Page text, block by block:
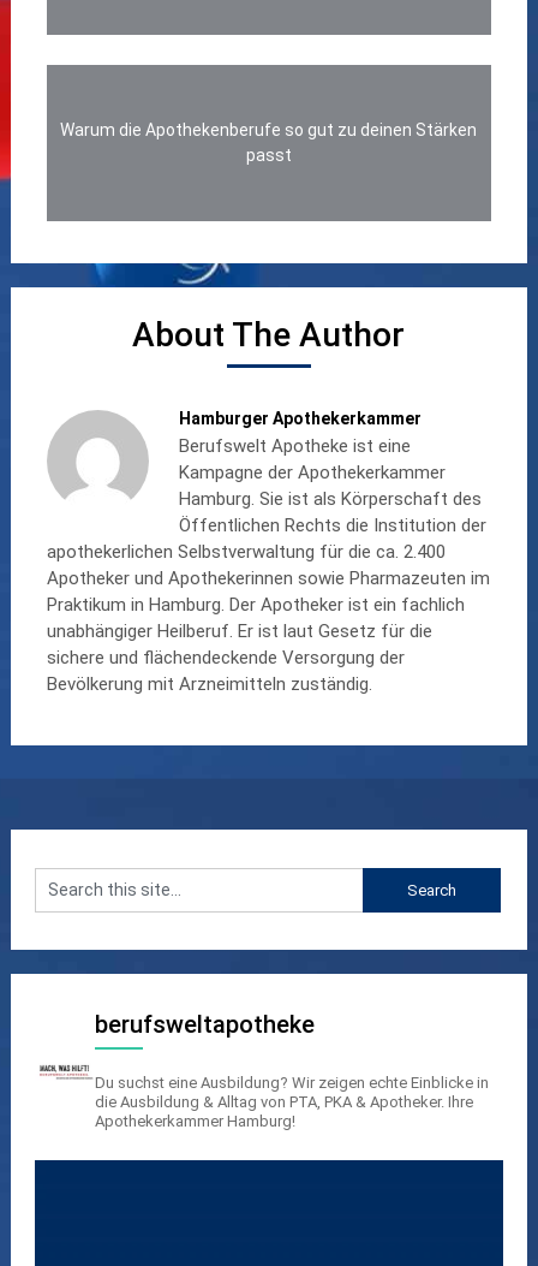
Warum die Apothekenberufe so gut zu deinen Stärken
passt
About The Author
Hamburger Apothekerkammer
Berufswelt Apotheke ist eine
Kampagne der Apothekerkammer
Hamburg. Sie ist als Körperschaft des
Öffentlichen Rechts die Institution der
apothekerlichen Selbstverwaltung für die ca. 2.400
Apotheker und Apothekerinnen sowie Pharmazeuten im
Praktikum in Hamburg. Der Apotheker ist ein fachlich
unabhängiger Heilberuf. Er ist laut Gesetz für die
sichere und flächendeckende Versorgung der
Bevölkerung mit Arzneimitteln zuständig.
berufsweltapotheke
Du suchst eine Ausbildung? Wir zeigen echte Einblicke in
die Ausbildung & Alltag von PTA, PKA & Apotheker. Ihre
Apothekerkammer Hamburg!